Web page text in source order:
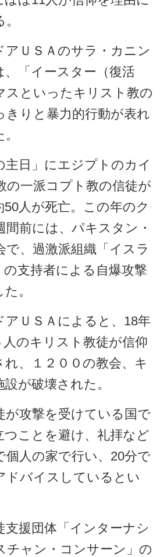
ＵＳＡのサラ・カニン
、「イースター（復活
スといったキリスト教の
きりと暴力的行動が表れ
日」にエジプトのカイ
の一派コプト教の信徒が
人が死亡。この年のク
間前には、パキスタン・
で、過激派組織「イスラ
の支持者による自爆攻撃
。
ＵＳＡによると、18年
人のキリスト教徒が信仰
れ、１２００の教会、キ
が破壊された。
攻撃を受けている国で
つことを避け、礼拝など
個人の家で行い、20分で
ドバイスしているとい
援団体「インターナシ
チャン・コンサーン」の